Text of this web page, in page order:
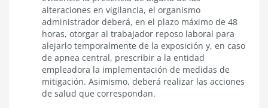
alteraciones en vigilancia, el organismo
administrador deberá, en el plazo máximo de 48
horas, otorgar al trabajador reposo laboral para
alejarlo temporalmente de la exposición y, en caso
de apnea central, prescribir a la entidad
empleadora la implementación de medidas de
mitigación. Asimismo, deberá realizar las acciones
de salud que correspondan.